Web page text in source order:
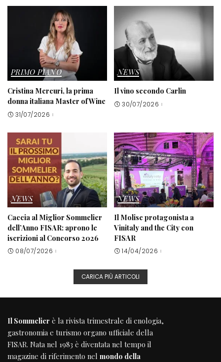
PRIMO PIANO
Cristina Mercuri, la prima
donna italiana Master of Wine
31/07/2026
NEWS
Il vino secondo Carlin
30/07/2026
NEWS
Caccia al Miglior Sommelier
dell’Anno FISAR: aprono le
iscrizioni al Concorso 2026
08/07/2026
NEWS
Il Molise protagonista a
Vinitaly and the City con
FISAR
14/04/2026
CARICA PIÙ ARTICOLI
Il Sommelier è la rivista trimestrale di enologia,
gastronomia e turismo organo ufficiale della
FISAR. Nata nel 1983 è diventata nel tempo il
magazine di riferimento nel mondo della